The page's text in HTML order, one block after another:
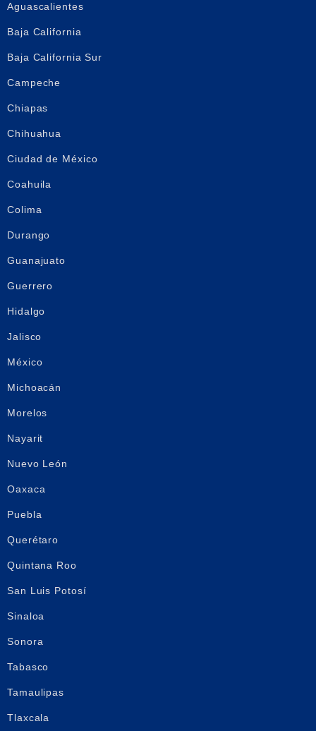
Aguascalientes
Baja California
Baja California Sur
Campeche
Chiapas
Chihuahua
Ciudad de México
Coahuila
Colima
Durango
Guanajuato
Guerrero
Hidalgo
Jalisco
México
Michoacán
Morelos
Nayarit
Nuevo León
Oaxaca
Puebla
Querétaro
Quintana Roo
San Luis Potosí
Sinaloa
Sonora
Tabasco
Tamaulipas
Tlaxcala